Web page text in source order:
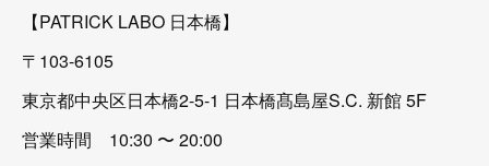
【PATRICK LABO 日本橋】
〒103-6105
東京都中央区日本橋2-5-1 日本橋髙島屋S.C. 新館 5F
営業時間 10:30 〜 20:00